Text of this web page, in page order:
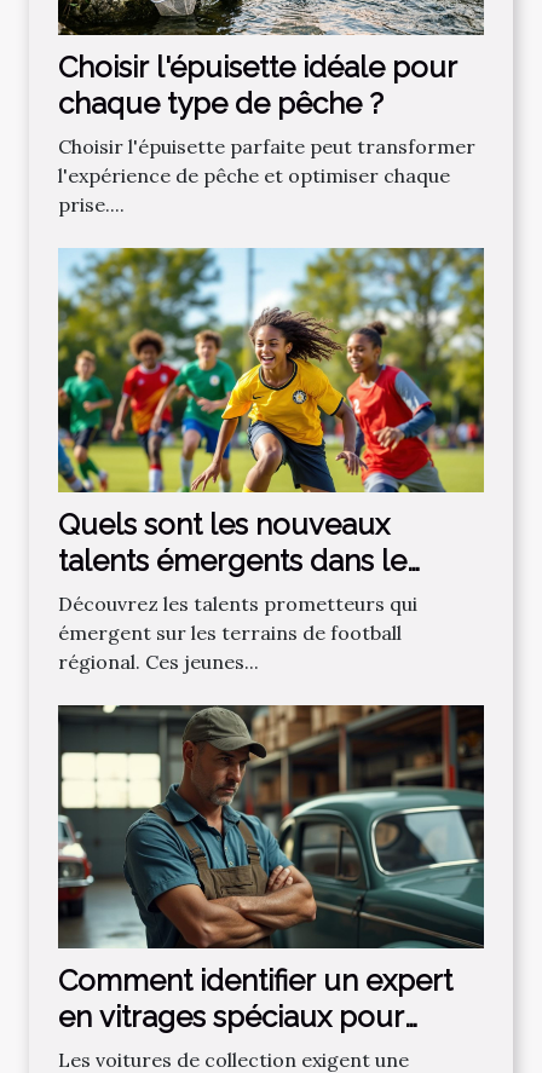
Choisir l'épuisette idéale pour
chaque type de pêche ?
Choisir l'épuisette parfaite peut transformer
l'expérience de pêche et optimiser chaque
prise....
Quels sont les nouveaux
talents émergents dans le
football régional ?
Découvrez les talents prometteurs qui
émergent sur les terrains de football
régional. Ces jeunes...
Comment identifier un expert
en vitrages spéciaux pour
voitures de collection ?
Les voitures de collection exigent une